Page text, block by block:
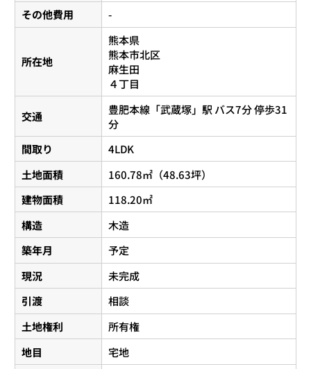
その他費用
-
所在地
熊本県
熊本市北区
麻生田
４丁目
交通 豊肥本線 「武蔵塚」駅 バス7分 停歩31
分
間取り
4LDK
土地面積
160.78㎡（48.63坪）
建物面積
118.20㎡
構造
木造
築年月
予定
現況
未完成
引渡
相談
土地権利
所有権
地目
宅地